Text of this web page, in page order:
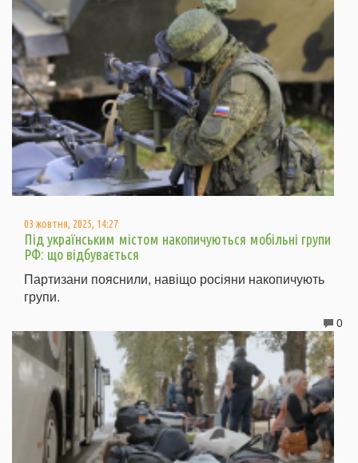
03 жовтня, 2025, 14:27
Під українським містом накопичуються мобільні групи
РФ: що відбувається
Партизани пояснили, навіщо росіяни накопичують
групи.
0